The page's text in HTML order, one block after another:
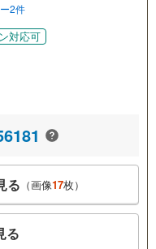
2件
対応可
る （画像17枚）
る